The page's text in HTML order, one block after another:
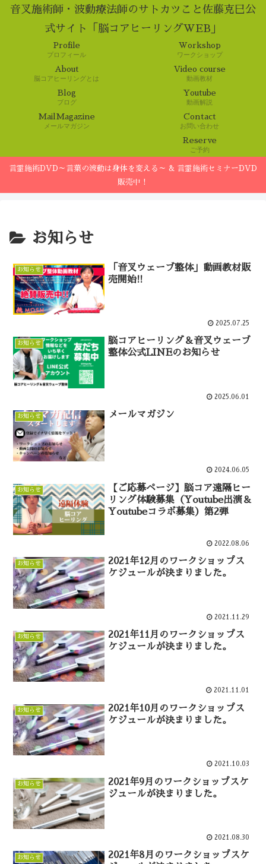
音叉施術師・波動療法師のサトカツこと佐藤克巳公
式サイト「脳コアヒーリングWEB」
Profile
プロフィール
Workshop
ワークショップ
About
脳コアヒーリングとは
Video course
動画教材
Blog
ブログ
Youtube
動画解説
MailMagazine
メールマガジン
Contact
お問い合わせ
Reserve
ご予約
言霊施術DVD～言葉の波動は身体を変える～ & 言霊施術セミナーDVD
販売中！
お知らせ
お知らせ
「音叉ウェーブ整体」動画教材販
売開始!!
2025.07.25
お知らせ
脳コアヒーリング＆音叉ウェーブ
整体公式LINEのお知らせ
2025.06.01
お知らせ メールマガジン
2024.06.05
お知らせ
【ご応募ページ】脳コア遠隔ヒー
リング体験募集（Youtube出演＆
Youtubeコラボ募集）第2弾
2022.08.06
お知らせ
2021年12月のワークショップス
ケジュールが決まりました。
2021.11.29
お知らせ
2021年11月のワークショップス
ケジュールが決まりました。
2021.11.01
お知らせ
2021年10月のワークショップス
ケジュールが決まりました。
2021.10.03
お知らせ
2021年9月のワークショップスケ
ジュールが決まりました。
2021.08.30
お知らせ
2021年8月のワークショップスケ